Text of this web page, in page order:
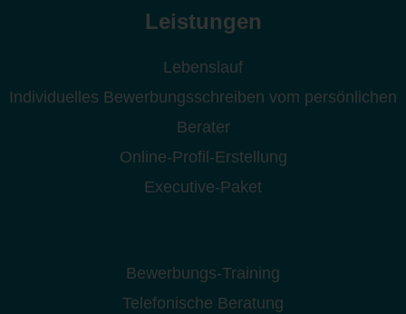
Leistungen
Lebenslauf
Individuelles Bewerbungsschreiben vom persönlichen
Berater
Online-Profil-Erstellung
Executive-Paket
Bewerbungs-Training
Telefonische Beratung